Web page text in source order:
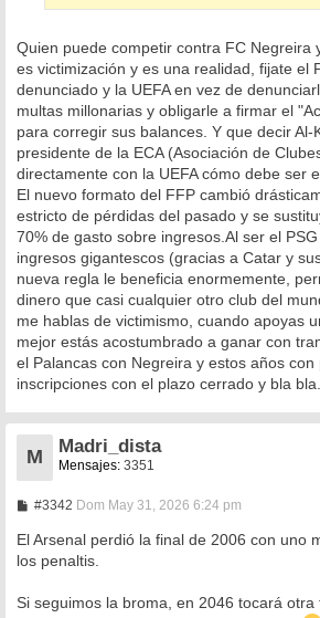
Quien puede competir contra FC Negreira
es victimización y es una realidad, fijate el
denunciado y la UEFA en vez de
multas millonarias y obligarle a firmar el
para corregir sus balances. Y que decir Al-
presidente de la ECA (Asociación de
directamente con la UEFA cómo debe ser
El nuevo formato del FFP cambió
estricto de pérdidas del pasado y se
70% de gasto sobre ingresos.Al ser el
ingresos gigantescos (gracias a Catar y
nueva regla le beneficia enormemente,
dinero que casi cualquier otro club del
me hablas de victimismo, cuando apoyas
mejor estás acostumbrado a ganar con
el Palancas con Negreira y estos años con
inscripciones con el plazo cerrado y bla bla.
M
Madri_dista
Mensajes: 3351
#3342M
n
a
e
Dom May 31, 2026 6:24 pm
El Arsenal perdió la final de 2006 con uno
los penaltis.
Si seguimos la broma, en 2046 tocará